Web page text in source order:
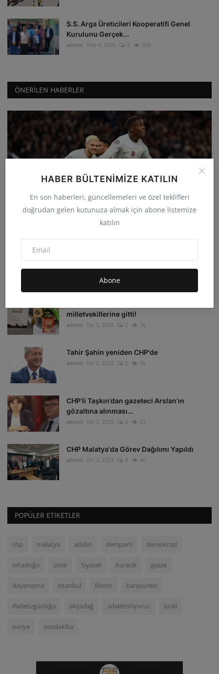
HABER BÜLTENIMIZE KATILIN
En son haberleri, güncellemeleri ve özel teklifleri
doğrudan gelen kutunuza almak için abone listemize
katılın
Abone
S.S. Arga Üreticileri Kooperatifi Genel
Kurulunu Gerçek...
admin Haz 4, 2026 0 38B
ÖNERILEN HABERLER
Galatasaray deplasmanda Manchester
United'ı 3-2 yenerek...
Eki 4, 2023
milletvekillerine gitti!
admin Eki 3, 2023 0 16
Tahir Şahin yeniden CHP'de
admin Eki 3, 2023 0 36
CHP’li Taşkın’dan gazeteci Arslan’ın
gözaltına alınması...
admin Eki 3, 2023 0 23
CHP Malatya'da Görev Dağılımı Yapıldı
admin Eki 3, 2023 0 40
POPÜLER ETIKETLER
chp malatya adalet demparti demokrasi
ortadoğu izmir Siyaset Kurecik gazze
dayanışma istanbul filistin barışsüreci
ifadeözgürlüğü akçadağ adaletistiyoruz israil
suriye sondakika